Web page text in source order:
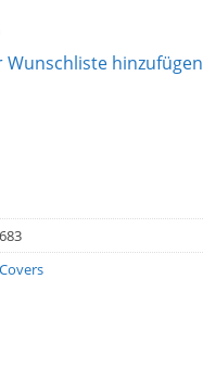
Wunschliste hinzufügen